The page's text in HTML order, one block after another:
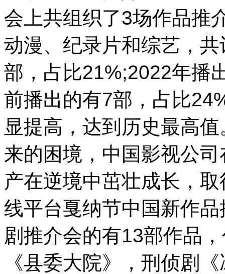
会上共组织了3场作品推
动漫、纪录片和综艺，
部，占比21%;2022年播
前播出的有7部，占比
显提高，达到历史最高
来的困境，中国影视公
产在逆境中茁壮成长，
线平台戛纳节中国新作
剧推介会的有13部作品
《县委大院》，刑侦剧